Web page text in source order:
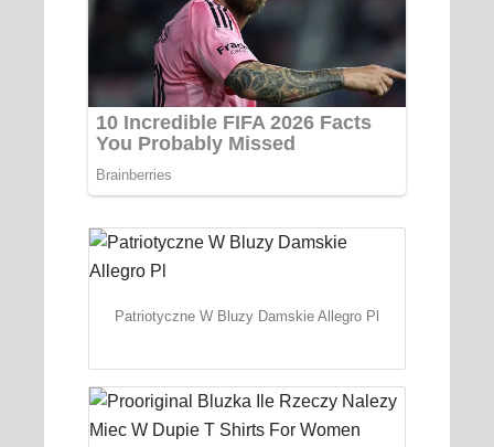
Patriotyczne W Bluzy Damskie Allegro Pl